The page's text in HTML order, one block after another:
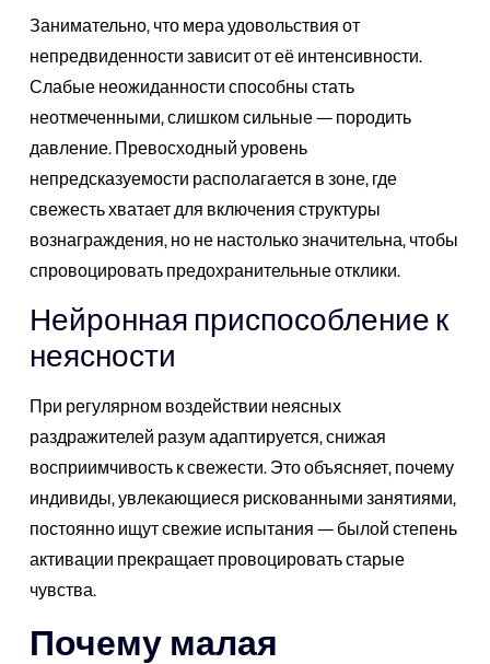
Занимательно, что мера удовольствия от
непредвиденности зависит от её интенсивности.
Слабые неожиданности способны стать
неотмеченными, слишком сильные — породить
давление. Превосходный уровень
непредсказуемости располагается в зоне, где
свежесть хватает для включения структуры
вознаграждения, но не настолько значительна, чтобы
спровоцировать предохранительные отклики.
Нейронная приспособление к
неясности
При регулярном воздействии неясных
раздражителей разум адаптируется, снижая
восприимчивость к свежести. Это объясняет, почему
индивиды, увлекающиеся рискованными занятиями,
постоянно ищут свежие испытания — былой степень
активации прекращает провоцировать старые
чувства.
Почему малая